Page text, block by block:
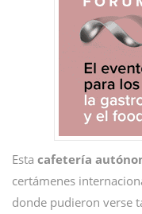
Esta cafetería
certámenes
donde pudieron verse